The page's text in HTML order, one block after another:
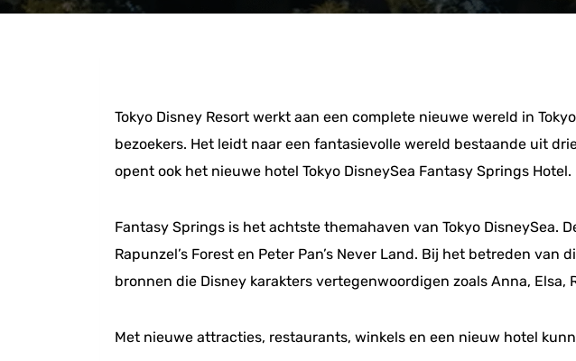
Tokyo Disney Resort werkt aan een complete nieuwe wereld in
bezoekers. Het leidt naar een fantasievolle wereld bestaande uit
opent ook het nieuwe hotel Tokyo DisneySea Fantasy Springs
Fantasy Springs is het achtste themahaven van Tokyo DisneySea.
Rapunzel’s Forest en Peter Pan’s Never Land. Bij het betreden
bronnen die Disney karakters vertegenwoordigen zoals Anna, Elsa,
Met nieuwe attracties, restaurants, winkels en een nieuw hotel